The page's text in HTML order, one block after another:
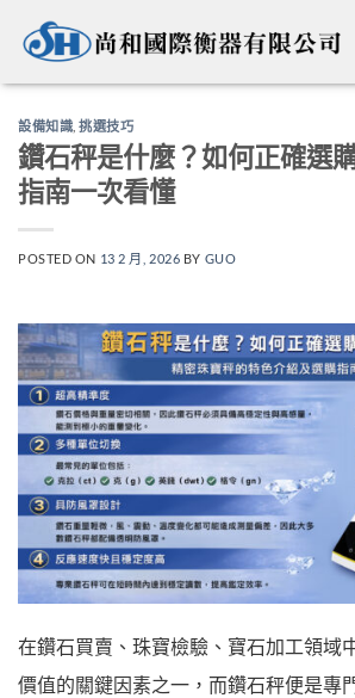
設備知識 ,挑選技巧
鑽石秤是什麼？如何正確選
指南一次看懂
POSTED ON 13 2 月, 2026 BY GUO
在鑽石買賣、珠寶檢驗、寶石加工領域
價值的關鍵因素之一，而鑽石秤便是專